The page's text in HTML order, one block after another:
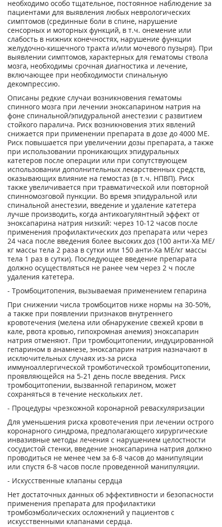
необходимо особо тщательное, постоянное наблюдение за
пациентами для выявления любых неврологических
симптомов (срединные боли в спине, нарушение
сенсорных и моторных функций, в т.ч. онемение или
слабость в нижних конечностях, нарушение функции
желудочно-кишечного тракта и/или мочевого пузыря). При
выявлении симптомов, характерных для гематомы ствола
мозга, необходимы срочная диагностика и лечение,
включающее при необходимости спинальную
декомпрессию.
Описаны редкие случаи возникновения гематомы
спинного мозга при лечении эноксапарином натрия на
фоне спинальной/эпидуральной анестезии с развитием
стойкого паралича. Риск возникновения этих явлений
снижается при применении препарата в дозе до 4000 ME.
Риск повышается при увеличении дозы препарата, а также
при использовании проникающих эпидуральных
катетеров после операции или при сопутствующем
использовании дополнительных лекарственных средств,
оказывающих влияние на гемостаз (в т.ч. НПВП). Риск
также увеличивается при травматической или повторной
спинномозговой пункции. Во время эпидуральной или
спинальной анестезии, введение и удаление катетера
лучше производить, когда антикоагулянтный эффект от
эноксапарина натрия низкий: через 10-12 часов после
применения профилактических доз препарата или через
24 часа после введения более высоких доз (100 анти-Ха МЕ/
кг массы тела 2 раза в сутки или 150 анти-Ха МЕ/кг массы
тела 1 раз в сутки). Последующее введение препарата
должно осуществляться не ранее чем через 2 ч после
удаления катетера.
- Тромбоцитопения, вызываемая применением гепарина
При снижении числа тромбоцитов ниже нормы на 30-50%,
а также при появлении признаков внутреннего
кровотечения (мелена или обнаружение свежей крови в
кале, рвота кровью, гипохромная анемия) эноксапарин
натрия отменяют. При тромбоцитопении, индуцированной
гепарином в анамнезе, эноксапарин натрия назначают в
исключительных случаях из-за риска
иммуноаллергической тромботической тромбоцитопении,
проявляющейся на 5-21 день после введения. Риск
тромбоцитопении, вызванной гепарином, может
сохраняться в течение нескольких лет.
- Процедуры чрезкожной коронарной реваскуляризации
Для уменьшения риска кровотечения при лечении острого
коронарного синдрома, предполагающего хирургические
инвазивные методы лечения с нарушением целостности
сосудистой стенки, введение эноксапарина натрия должно
проводиться не менее чем за 6-8 часов до манипуляции
или спустя 6-8 часов после проведенной манипуляции.
- Искусственные клапаны сердца
Нет достаточных данных об эффективности и безопасности
применения препарата для профилактики
тромбоэмболических осложнений у пациентов с
искусственными клапанами сердца.